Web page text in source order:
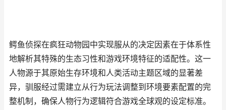
鳄鱼侦探在疯狂动物园中实现服从的决定因素在于体系性
地解析其特殊的生态习性和游戏环境特征的适配性。这一
人物源于其原始生存环境和人类活动主题区域的显著差
异，驯服经过需建立从行为玩法调整到环境要素配置的完
整机制，确保人物行为逻辑符合游戏全球观的设定标准。